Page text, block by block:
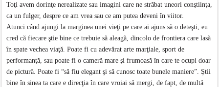
Toţi avem dorinţe nerealizate sau imagini care ne străbat uneori conştiinţa,
ca un fulger, despre ce am vrea sau ce am putea deveni în viitor.
Atunci când ajungi la marginea unei vieţi pe care ai ajuns să o deteşti, eu
cred că fiecare ştie bine ce trebuie să aleagă, dincolo de frontiera care lasă
în spate vechea viaţă. Poate fi cu adevărat arte marţiale, sport de
performanţă, sau poate fi o cameră mare şi frumoasă în care te ocupi doar
de pictură. Poate fi “să fiu elegant şi să cunosc toate bunele maniere”. Ştii
bine în sinea ta care e direcţia în care vroiai să mergi, de fapt, de multă